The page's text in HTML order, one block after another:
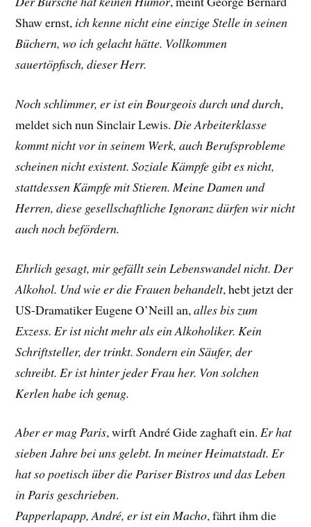
Shaw ernst, ich kenne nicht eine einzige Stelle in seinen
Büchern, wo ich gelacht hätte. Vollkommen
sauertöpfisch, dieser Herr.
Noch schlimmer, er ist ein Bourgeois durch und durch,
meldet sich nun Sinclair Lewis.Die Arbeiterklasse
kommt nicht vor in seinem Werk, auch Berufsprobleme
scheinen nicht existent. Soziale Kämpfe gibt es nicht,
stattdessen Kämpfe mit Stieren. Meine Damen und
Herren, diese gesellschaftliche Ignoranz dürfen wir nicht
auch noch befördern.
Ehrlich gesagt, mir gefällt sein Lebenswandel nicht. Der
Alkohol. Und wie er die Frauen behandelt, hebt jetzt der
US-DramatikerEugene O’Neillan,alles bis zum
Exzess. Er ist nicht mehr als ein Alkoholiker. Kein
Schriftsteller, der trinkt. Sondern ein Säufer, der
schreibt. Er ist hinter jeder Frau her. Von solchen
Kerlen habe ich genug.
Aber er mag Paris, wirft André Gide zaghaft ein.Er hat
sieben Jahre bei uns gelebt. In meiner Heimatstadt. Er
hat so poetisch über die Pariser Bistros und das Leben
in Paris geschrieben.
Papperlapapp, André, er ist ein Macho, fährt ihm die